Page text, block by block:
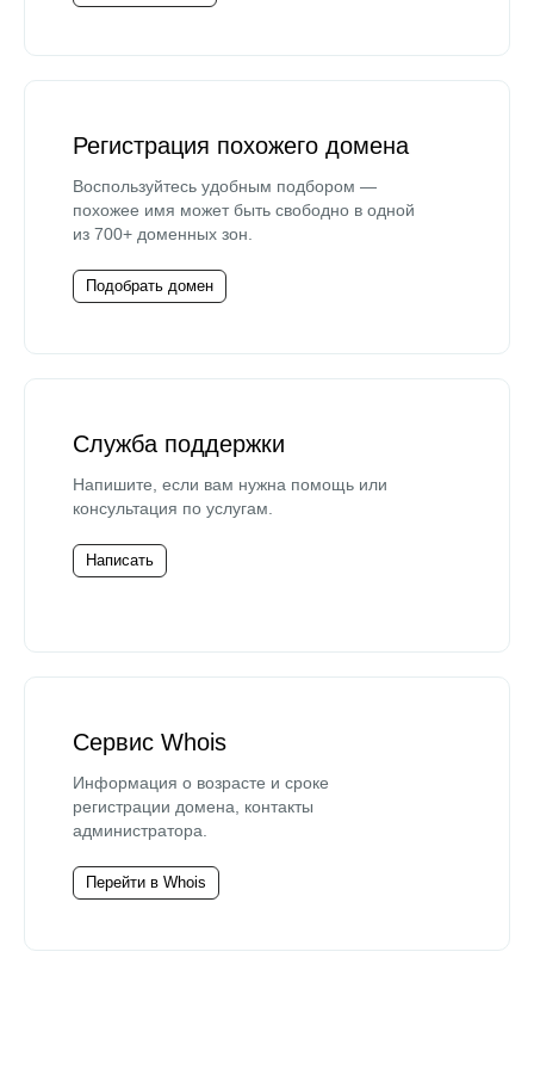
Регистрация похожего домена
Воспользуйтесь удобным подбором —
похожее имя может быть свободно в одной
из 700+ доменных зон.
Подобрать домен
Служба поддержки
Напишите, если вам нужна помощь или
консультация по услугам.
Написать
Сервис Whois
Информация о возрасте и сроке
регистрации домена, контакты
администратора.
Перейти в Whois